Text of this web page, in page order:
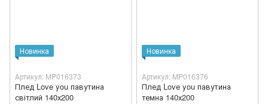
Новинка
Артикул: MP016373
Плед Love you павутина
світлий 140х200
Новинка
Артикул: MP016376
Плед Love you павутина
темна 140х200